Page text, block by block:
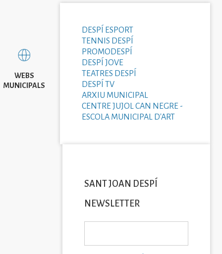
WEBS
MUNICIPALS
DESPÍ ESPORT
TENNIS DESPÍ
PROMODESPÍ
DESPÍ JOVE
TEATRES DESPÍ
DESPÍ TV
ARXIU MUNICIPAL
CENTRE JUJOL CAN NEGRE -
ESCOLA MUNICIPAL D'ART
SANT JOAN DESPÍ
NEWSLETTER